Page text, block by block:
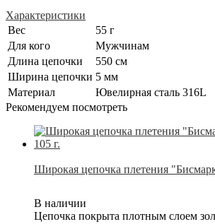
Характеристики
Вес
55 г
Для кого
Мужчинам
Длина цепочки
550 см
Ширина цепочки 5 мм
Материал
Ювелирная сталь 316L
Рекомендуем посмотреть
Широкая цепочка плетения
В наличии
Цепочка покрыта плотным слоем